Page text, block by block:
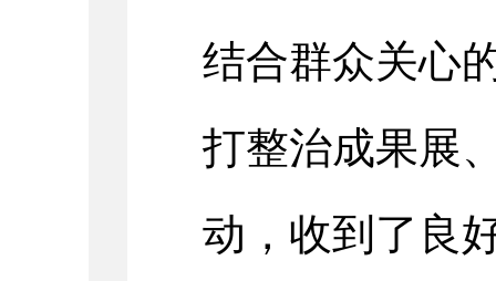
结合群众关心
打整治成果展
动， 收到 了 良